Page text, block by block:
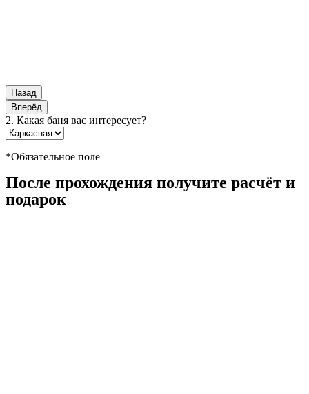
Назад
Вперёд
2. Какая баня вас интересует?
*Обязательное поле
После прохождения получите расчёт и
подарок